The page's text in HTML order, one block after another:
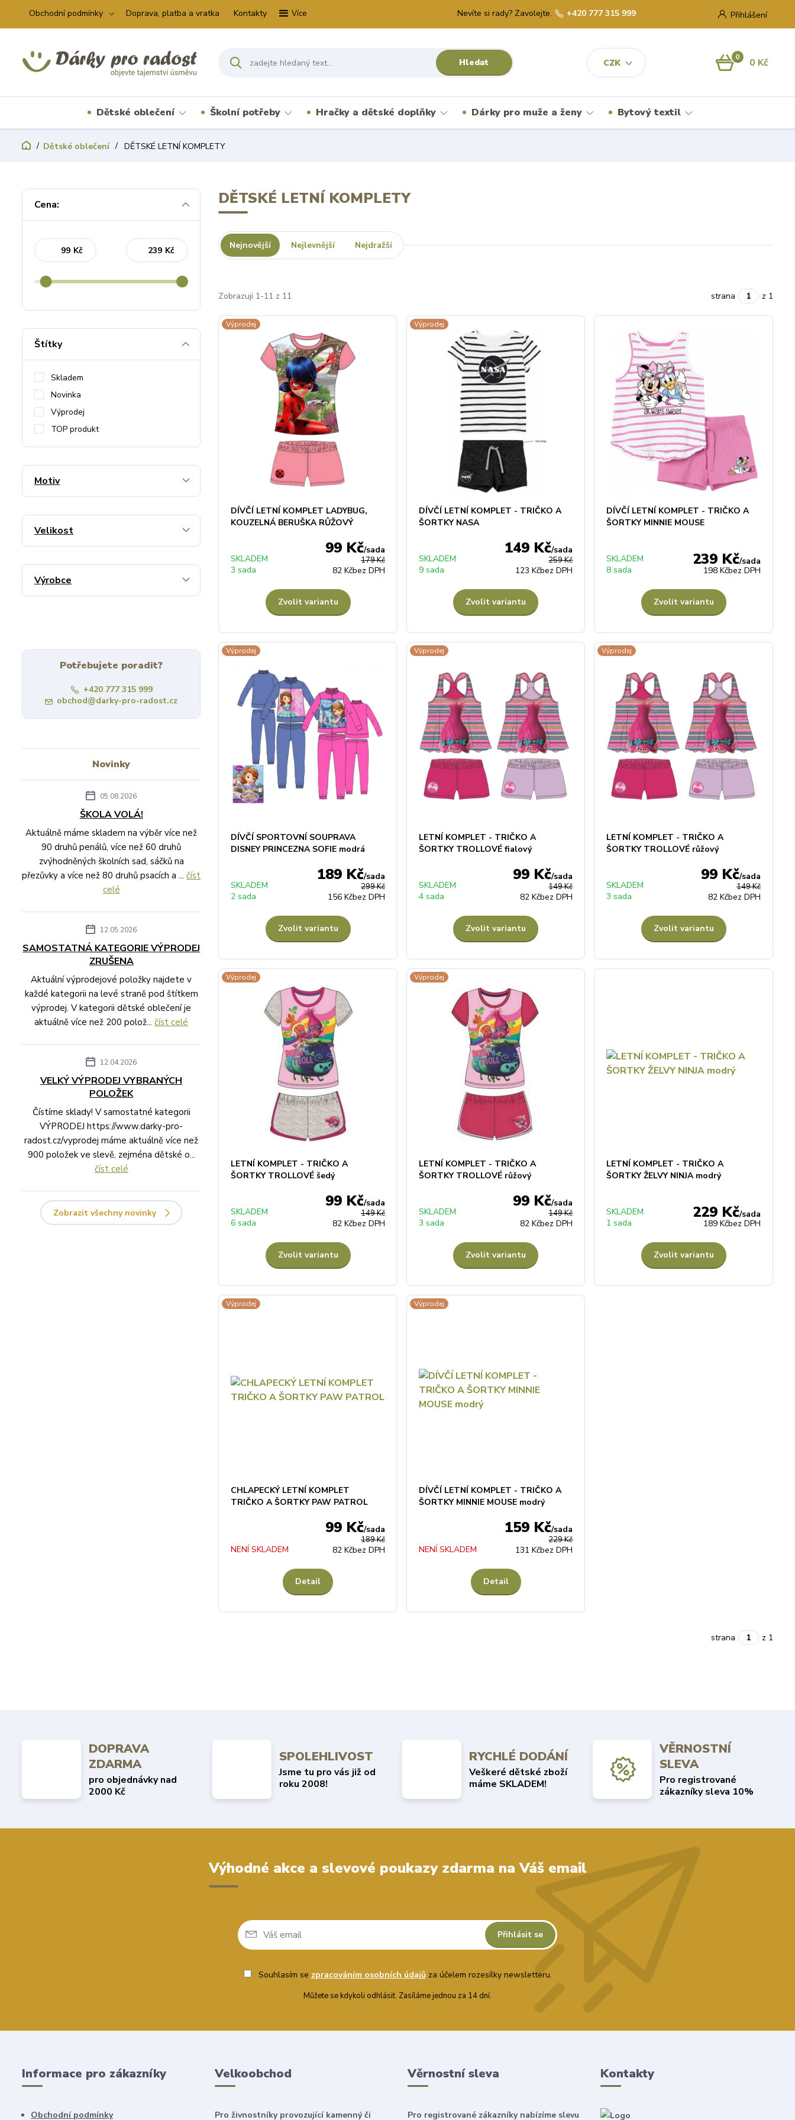
Obchodní podmínky Doprava, platba a vratka Kontakty Více
CZK
Přihlášení
Hledat
Nevíte si rady? Zavolejte. +420 777 315 999
0 0 Kč
Dětské oblečení Školní potřeby Hračky a dětské doplňky Dárky pro muže a ženy Bytový textil
Dětské oblečení DĚTSKÉ LETNÍ KOMPLETY
DĚTSKÉ LETNÍ KOMPLETY
Nejnovější Nejlevnější Nejdražší
Zobrazuji 1-11 z 11 strana z 1
Výprodej
DÍVČÍ LETNÍ KOMPLET LADYBUG,
KOUZELNÁ BERUŠKA RŮŽOVÝ
179 Kč
99 Kč/sada
82 Kčbez DPH
SKLADEM
3 sada
Zvolit variantu
Výprodej
DÍVČÍ LETNÍ KOMPLET - TRIČKO A
ŠORTKY NASA
259 Kč
149 Kč/sada
123 Kčbez DPH
SKLADEM
9 sada
Zvolit variantu
DÍVČÍ LETNÍ KOMPLET - TRIČKO A
ŠORTKY MINNIE MOUSE
239 Kč/sada
198 Kčbez DPH
SKLADEM
8 sada
Zvolit variantu
Výprodej
DÍVČÍ SPORTOVNÍ SOUPRAVA
DISNEY PRINCEZNA SOFIE modrá
299 Kč
189 Kč/sada
156 Kčbez DPH
SKLADEM
2 sada
Zvolit variantu
Výprodej
LETNÍ KOMPLET - TRIČKO A
ŠORTKY TROLLOVÉ fialový
149 Kč
99 Kč/sada
82 Kčbez DPH
SKLADEM
4 sada
Zvolit variantu
Výprodej
LETNÍ KOMPLET - TRIČKO A
ŠORTKY TROLLOVÉ růžový
149 Kč
99 Kč/sada
82 Kčbez DPH
SKLADEM
3 sada
Zvolit variantu
Výprodej
LETNÍ KOMPLET - TRIČKO A
ŠORTKY TROLLOVÉ šedý
149 Kč
99 Kč/sada
82 Kčbez DPH
SKLADEM
6 sada
Zvolit variantu
Výprodej
LETNÍ KOMPLET - TRIČKO A
ŠORTKY TROLLOVÉ růžový
149 Kč
99 Kč/sada
82 Kčbez DPH
SKLADEM
3 sada
Zvolit variantu
LETNÍ KOMPLET - TRIČKO A
ŠORTKY ŽELVY NINJA modrý
229 Kč/sada
189 Kčbez DPH
SKLADEM
1 sada
Zvolit variantu
Výprodej
CHLAPECKÝ LETNÍ KOMPLET
TRIČKO A ŠORTKY PAW PATROL
189 Kč
99 Kč/sada
82 Kčbez DPH
NENÍ SKLADEM
Detail
Výprodej
DÍVČÍ LETNÍ KOMPLET - TRIČKO A
ŠORTKY MINNIE MOUSE modrý
229 Kč
159 Kč/sada
131 Kčbez DPH
NENÍ SKLADEM
Detail
strana z 1
Cena:
Kč Kč
Štítky
Skladem
Novinka
Výprodej
TOP produkt
Motiv
Velikost
Výrobce
Potřebujete poradit?
+420 777 315 999
obchod@darky-pro-radost.cz
Novinky
05.08.2026
ŠKOLA VOLÁ!
Aktuálně máme skladem na výběr více než
90 druhů penálů, více než 60 druhů
zvýhodněných školních sad, sáčků na
přezůvky a více než 80 druhů psacích a ...číst
celé
12.05.2026
SAMOSTATNÁ KATEGORIE VÝPRODEJ
ZRUŠENA
Aktuální výprodejové položky najdete v
každé kategorii na levé straně pod štítkem
výprodej. V kategorii dětské oblečení je
aktuálně více než 200 polož...číst celé
12.04.2026
VELKÝ VÝPRODEJ VYBRANÝCH
POLOŽEK
Čístíme sklady! V samostatné kategorii
VÝPRODEJ https://www.darky-pro-
radost.cz/vyprodej máme aktuálně více než
900 položek ve slevě, zejména dětské o...
číst celé
Zobrazit všechny novinky
DOPRAVA
ZDARMA
pro objednávky nad
2000 Kč
SPOLEHLIVOST
Jsme tu pro vás již od
roku 2008!
RYCHLÉ DODÁNÍ
Veškeré dětské zboží
máme SKLADEM!
VĚRNOSTNÍ
SLEVA
Pro registrované
zákazníky sleva 10%
Výhodné akce a slevové poukazy zdarma na Váš email
Přihlásit se
Souhlasím se zpracováním osobních údajůza účelem rozesílky newsletteru.
Můžete se kdykoli odhlásit. Zasíláme jednou za 14 dní.
Informace pro zákazníky
Obchodní podmínky
Velkoobchod
Pro živnostníky provozující kamenný či
Věrnostní sleva
Pro registrované zákazníky nabízíme slevu
Kontakty